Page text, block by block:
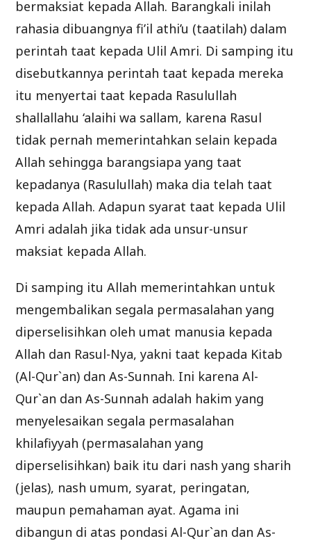
bermaksiat kepada Allah. Barangkali inilah
rahasia dibuangnya fi’il athi’u (taatilah) dalam
perintah taat kepada Ulil Amri. Di samping itu
disebutkannya perintah taat kepada mereka
itu menyertai taat kepada Rasulullah
shallallahu ‘alaihi wa sallam, karena Rasul
tidak pernah memerintahkan selain kepada
Allah sehingga barangsiapa yang taat
kepadanya (Rasulullah) maka dia telah taat
kepada Allah. Adapun syarat taat kepada Ulil
Amri adalah jika tidak ada unsur-unsur
maksiat kepada Allah.
Di samping itu Allah memerintahkan untuk
mengembalikan segala permasalahan yang
diperselisihkan oleh umat manusia kepada
Allah dan Rasul-Nya, yakni taat kepada Kitab
(Al-Qur`an) dan As-Sunnah. Ini karena Al-
Qur`an dan As-Sunnah adalah hakim yang
menyelesaikan segala permasalahan
khilafiyyah (permasalahan yang
diperselisihkan) baik itu dari nash yang sharih
(jelas), nash umum, syarat, peringatan,
maupun pemahaman ayat. Agama ini
dibangun di atas pondasi Al-Qur`an dan As-